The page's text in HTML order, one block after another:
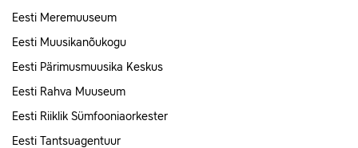
Eesti Meremuuseum
Eesti Muusikanõukogu
Eesti Pärimusmuusika Keskus
Eesti Rahva Muuseum
Eesti Riiklik Sümfooniaorkester
Eesti Tantsuagentuur